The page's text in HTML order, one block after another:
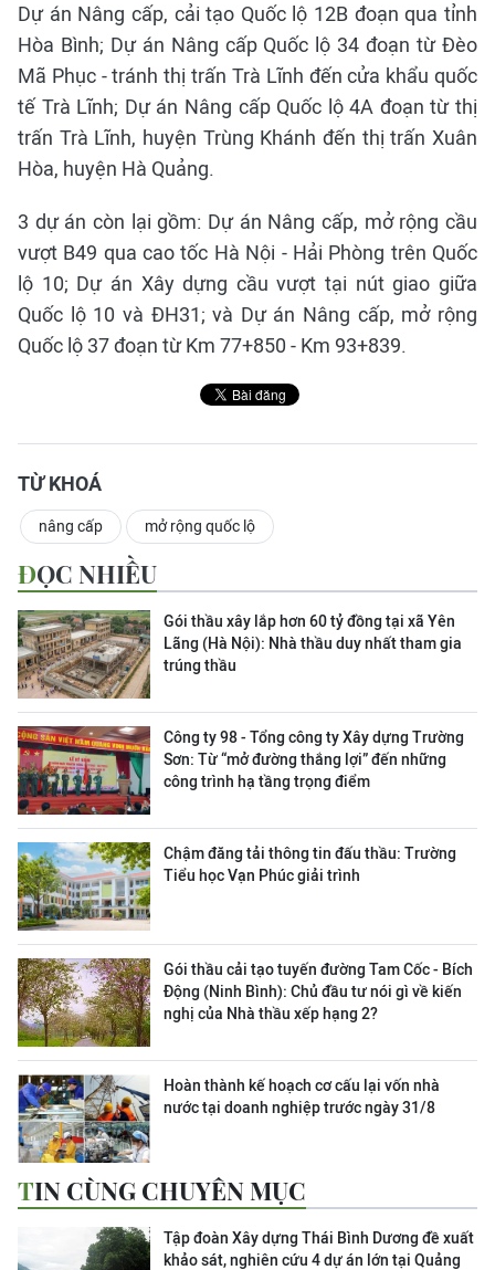
Dự án Nâng cấp, cải tạo Quốc lộ 12B đoạn qua tỉnh
Hòa Bình; Dự án Nâng cấp Quốc lộ 34 đoạn từ Đèo
Mã Phục - tránh thị trấn Trà Lĩnh đến cửa khẩu quốc
tế Trà Lĩnh; Dự án Nâng cấp Quốc lộ 4A đoạn từ thị
trấn Trà Lĩnh, huyện Trùng Khánh đến thị trấn Xuân
Hòa, huyện Hà Quảng.
3 dự án còn lại gồm: Dự án Nâng cấp, mở rộng cầu
vượt B49 qua cao tốc Hà Nội - Hải Phòng trên Quốc
lộ 10; Dự án Xây dựng cầu vượt tại nút giao giữa
Quốc lộ 10 và ĐH31; và Dự án Nâng cấp, mở rộng
Quốc lộ 37 đoạn từ Km 77+850 - Km 93+839.
TỪ KHOÁ
nâng cấp mở rộng quốc lộ
ĐỌC NHIỀU
Gói thầu xây lắp hơn 60 tỷ đồng tại xã Yên
Lãng (Hà Nội): Nhà thầu duy nhất tham gia
trúng thầu
Công ty 98 - Tổng công ty Xây dựng Trường
Sơn: Từ “mở đường thắng lợi” đến những
công trình hạ tầng trọng điểm
Chậm đăng tải thông tin đấu thầu: Trường
Tiểu học Vạn Phúc giải trình
Gói thầu cải tạo tuyến đường Tam Cốc - Bích
Động (Ninh Bình): Chủ đầu tư nói gì về kiến
nghị của Nhà thầu xếp hạng 2?
Hoàn thành kế hoạch cơ cấu lại vốn nhà
nước tại doanh nghiệp trước ngày 31/8
TIN CÙNG CHUYÊN MỤC
Tập đoàn Xây dựng Thái Bình Dương đề xuất
khảo sát, nghiên cứu 4 dự án lớn tại Quảng